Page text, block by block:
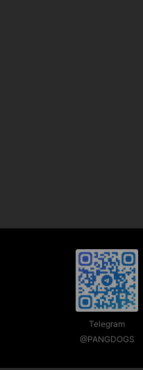
Telegram
@PANGDOGS